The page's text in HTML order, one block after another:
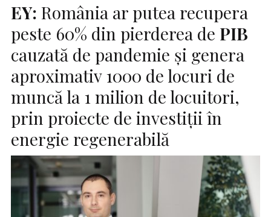
EY: România ar putea recupera
peste 60% din pierderea de PIB
cauzată de pandemie și genera
aproximativ 1000 de locuri de
muncă la 1 milion de locuitori,
prin proiecte de investiții în
energie regenerabilă